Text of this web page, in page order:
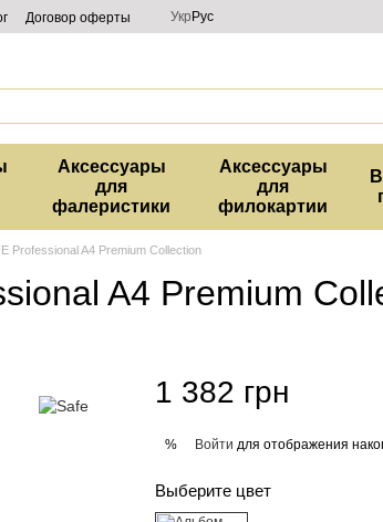
Договор оферты Укр Рус
Аксессуары
для
фалеристики
Аксессуары
для
филокартии
Professional A4 Premium Collection
A4 Premium
1 382 грн
% Войти для отображения
Выберите цвет